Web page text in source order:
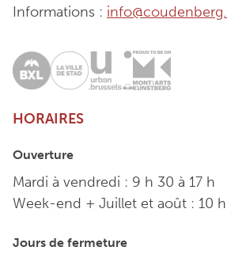
Informations :
HORAIRES
Ouverture
Mardi à vendredi : 9 h 30 à 17 h
Week-end + Juillet et août : 10
Jours de fermeture